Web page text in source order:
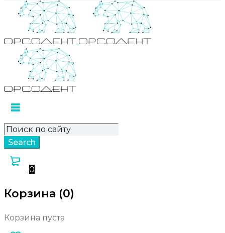
0
Корзина (0)
Корзина пуста